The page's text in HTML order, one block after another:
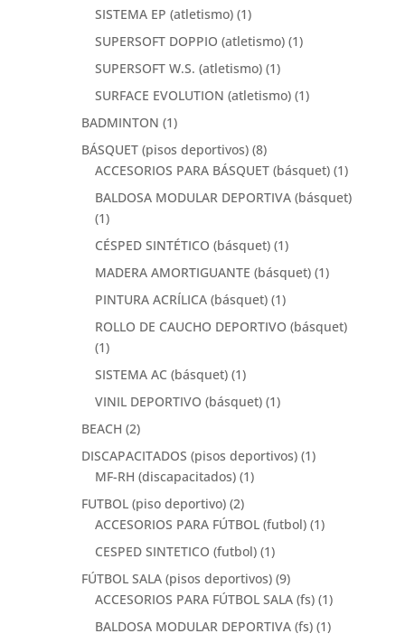
SISTEMA EP (atletismo) (1)
SUPERSOFT DOPPIO (atletismo) (1)
SUPERSOFT W.S. (atletismo) (1)
SURFACE EVOLUTION (atletismo) (1)
BADMINTON (1)
BÁSQUET (pisos deportivos) (8)
ACCESORIOS PARA BÁSQUET (básquet) (1)
BALDOSA MODULAR DEPORTIVA (básquet)
(1)
CÉSPED SINTÉTICO (básquet) (1)
MADERA AMORTIGUANTE (básquet) (1)
PINTURA ACRÍLICA (básquet) (1)
ROLLO DE CAUCHO DEPORTIVO (básquet)
(1)
SISTEMA AC (básquet) (1)
VINIL DEPORTIVO (básquet) (1)
BEACH (2)
DISCAPACITADOS (pisos deportivos) (1)
MF-RH (discapacitados) (1)
FUTBOL (piso deportivo) (2)
ACCESORIOS PARA FÚTBOL (futbol) (1)
CESPED SINTETICO (futbol) (1)
FÚTBOL SALA (pisos deportivos) (9)
ACCESORIOS PARA FÚTBOL SALA (fs) (1)
BALDOSA MODULAR DEPORTIVA (fs) (1)